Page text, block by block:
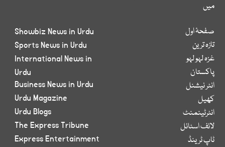
میں
صفحۂ اول
تازہ ترین
غزہ لہو لہو
پاکستان
انٹر نیشنل
کھیل
انٹرٹینمنٹ
لائف اسٹائل
ٹاپ ٹرینڈ
Showbiz News in Urdu
Sports News in Urdu
International News in
Urdu
Business News in Urdu
Urdu Magazine
Urdu Blogs
The Express Tribune
Express Entertainment